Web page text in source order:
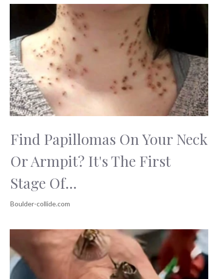
Find Papillomas On Your Neck
Or Armpit? It's The First
Stage Of...